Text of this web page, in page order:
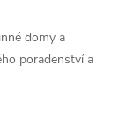
domy a
poradenství a